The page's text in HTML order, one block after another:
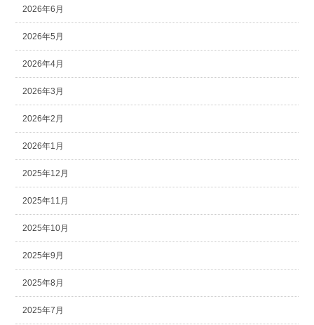
2026年6月
2026年5月
2026年4月
2026年3月
2026年2月
2026年1月
2025年12月
2025年11月
2025年10月
2025年9月
2025年8月
2025年7月